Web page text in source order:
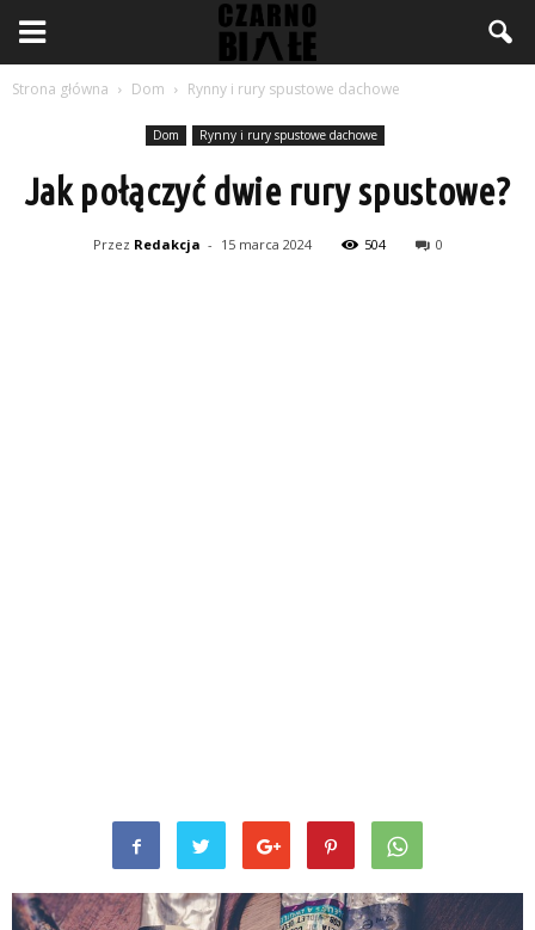
Strona główna Dom Rynny i rury spustowe dachowe
Dom Rynny i rury spustowe dachowe
Jak połączyć dwie rury spustowe?
Przez Redakcja - 15 marca 2024 504 0